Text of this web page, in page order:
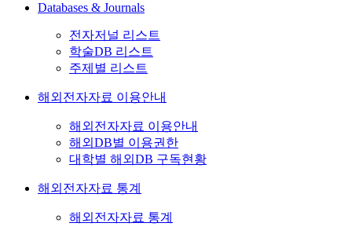
Databases & Journals
전자저널 리스트
학술DB 리스트
주제별 리스트
해외전자자료 이용안내
해외전자자료 이용안내
해외DB별 이용권한
대학별 해외DB 구독현황
해외전자자료 통계
해외전자자료 통계